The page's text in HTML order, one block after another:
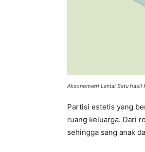
Aksonometri Lantai Satu hasil
Partisi estetis yang
ruang keluarga. Dari
sehingga sang anak